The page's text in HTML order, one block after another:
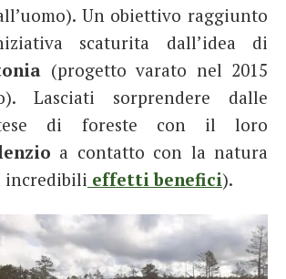
Un obiettivo raggiunto
scaturita dall’idea di
(progetto varato nel 2015
Lasciati sorprendere dalle
di foreste con il loro
a contatto con la natura
incredibili effetti benefici).